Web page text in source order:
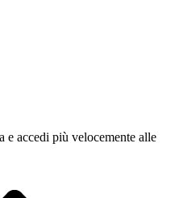
e accedi più velocemente alle